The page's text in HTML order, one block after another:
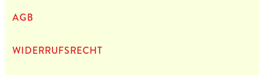
AGB
WIDERRUFSRECHT